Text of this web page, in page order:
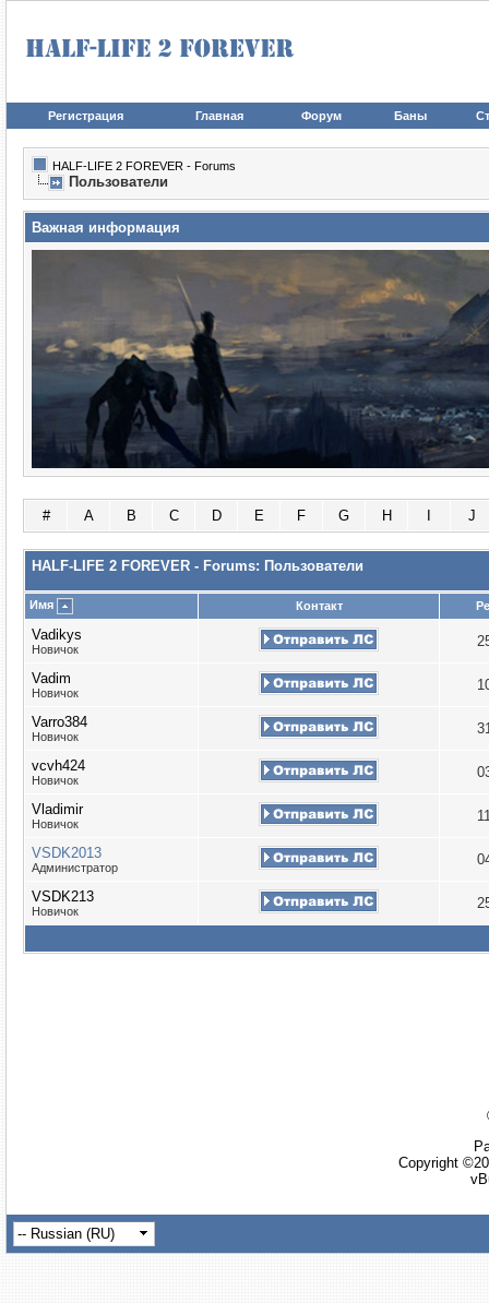
Регистрация Главная Форум Баны
HALF-LIFE 2 FOREVER - Forums
Пользователи
Важная информация
# A B C D E F G H J
HALF-LIFE 2 FOREVER - Forums: Пользователи
Имя Контакт
Vadikys
Новичок
Vadim
Новичок
Varro384
Новичок
vcvh424
Новичок
Vladimir
Новичок
VSDK2013
Администратор
VSDK213
Новичок
Copyright